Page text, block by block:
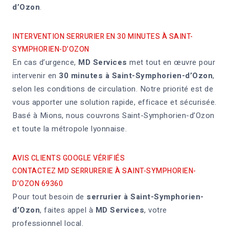
d’Ozon.
INTERVENTION SERRURIER EN 30 MINUTES À SAINT-
SYMPHORIEN-D’OZON
En cas d’urgence, MD Services met tout en œuvre pour
intervenir en 30 minutes à Saint-Symphorien-d’Ozon,
selon les conditions de circulation. Notre priorité est de
vous apporter une solution rapide, efficace et sécurisée.
Basé à Mions, nous couvrons Saint-Symphorien-d’Ozon
et toute la métropole lyonnaise.
AVIS CLIENTS GOOGLE VÉRIFIÉS
CONTACTEZ MD SERRURERIE À SAINT-SYMPHORIEN-
D’OZON 69360
Pour tout besoin de serrurier à Saint-Symphorien-
d’Ozon, faites appel à MD Services, votre
professionnel local.